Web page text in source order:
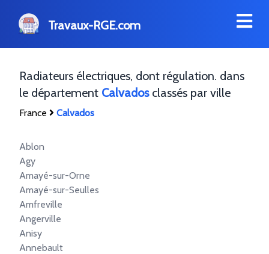
Travaux-RGE.com
Radiateurs électriques, dont régulation. dans
le département Calvadosclassés par ville
France Calvados
Ablon
Agy
Amayé-sur-Orne
Amayé-sur-Seulles
Amfreville
Angerville
Anisy
Annebault